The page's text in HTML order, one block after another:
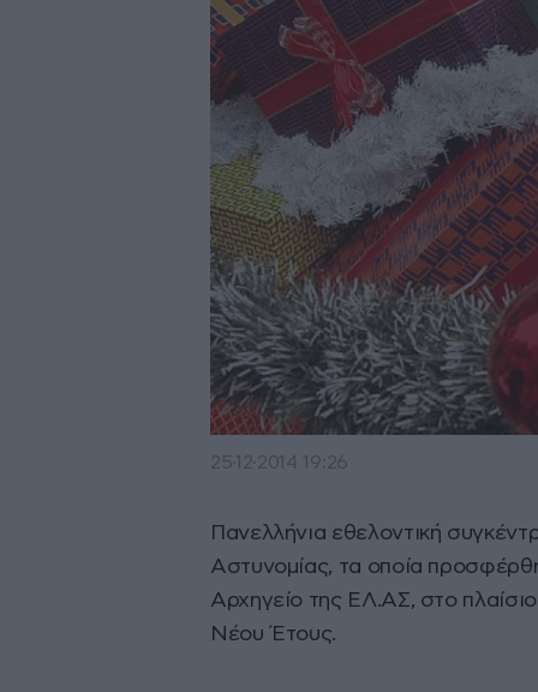
25·12·2014 19:26
Πανελλήνια εθελοντική
Αστυνομίας, τα οποία
Αρχηγείο της ΕΛ.ΑΣ, στο
Νέου Έτους.